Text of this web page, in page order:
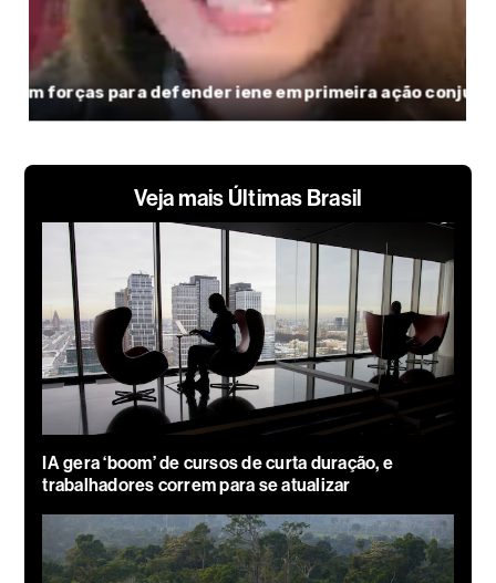
Veja mais Últimas Brasil
IA gera ‘boom’ de cursos de curta duração, e
trabalhadores correm para se atualizar